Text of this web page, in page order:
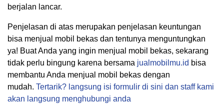
berjalan lancar.
Penjelasan di atas merupakan penjelasan keuntungan
bisa menjual mobil bekas dan tentunya menguntungkan
ya! Buat Anda yang ingin menjual mobil bekas, sekarang
tidak perlu bingung karena bersama jualmobilmu.id bisa
membantu Anda menjual mobil bekas dengan
mudah. Tertarik? langsung isi formulir di sini dan staff kami
akan langsung menghubungi anda